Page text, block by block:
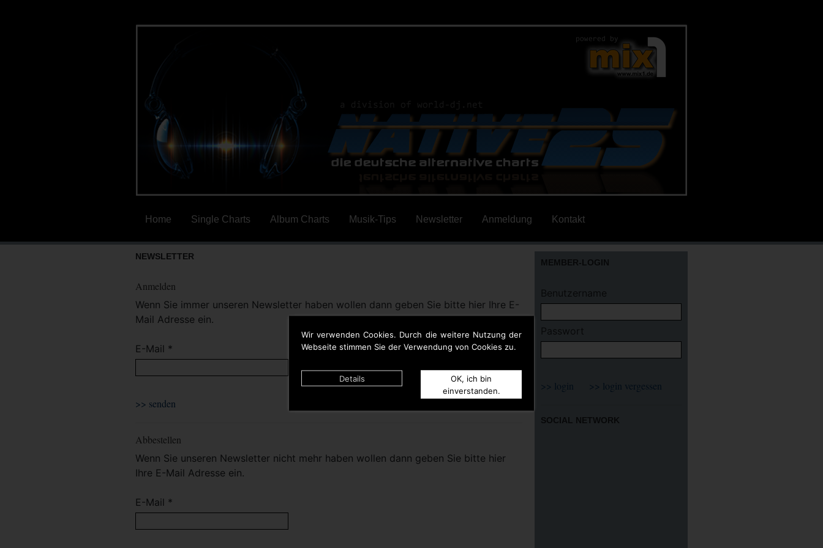
Wir verwenden Cookies. Durch die weitere Nutzung der
Webseite stimmen Sie der Verwendung von Cookies zu.
Details
OK, ich bin
einverstanden.
Home Single Charts Album Charts Musik-Tips Newsletter Anmeldung Kontakt
NEWSLETTER
Anmelden
Wenn Sie immer unseren Newsletter haben wollen dann geben Sie bitte hier Ihre E-
Mail Adresse ein.
E-Mail *
Abbestellen
Wenn Sie unseren Newsletter nicht mehr haben wollen dann geben Sie bitte hier
Ihre E-Mail Adresse ein.
E-Mail *
MEMBER-LOGIN
Benutzername
Passwort
SOCIAL NETWORK